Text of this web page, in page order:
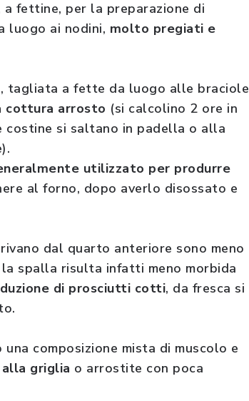
fettine, per la preparazione di
luogo ai nodini, molto pregiati e
tagliata a fette da luogo alle braciole
cottura arrosto (si calcolino 2 ore in
costine si saltano in padella o alla
utilizzato per produrre
al forno, dopo averlo disossato e
dal quarto anteriore sono meno
spalla risulta infatti meno morbida
di prosciutti cotti, da fresca si
composizione mista di muscolo e
griglia o arrostite con poca